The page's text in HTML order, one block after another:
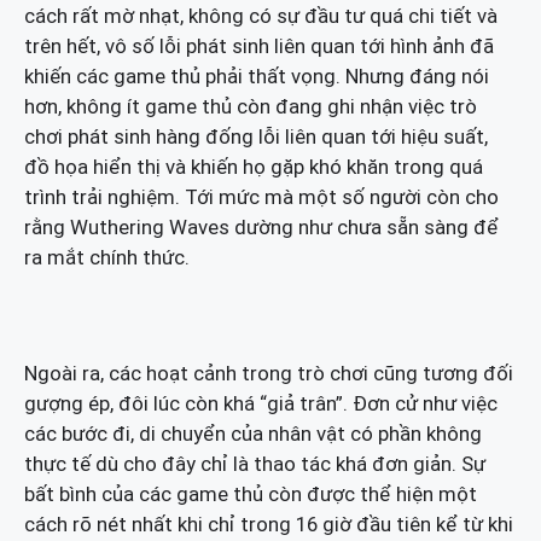
cách rất mờ nhạt, không có sự đầu tư quá chi tiết và
trên hết, vô số lỗi phát sinh liên quan tới hình ảnh đã
khiến các game thủ phải thất vọng. Nhưng đáng nói
hơn, không ít game thủ còn đang ghi nhận việc trò
chơi phát sinh hàng đống lỗi liên quan tới hiệu suất,
đồ họa hiển thị và khiến họ gặp khó khăn trong quá
trình trải nghiệm. Tới mức mà một số người còn cho
rằng Wuthering Waves dường như chưa sẵn sàng để
ra mắt chính thức.
Ngoài ra, các hoạt cảnh trong trò chơi cũng tương đối
gượng ép, đôi lúc còn khá “giả trân”. Đơn cử như việc
các bước đi, di chuyển của nhân vật có phần không
thực tế dù cho đây chỉ là thao tác khá đơn giản. Sự
bất bình của các game thủ còn được thể hiện một
cách rõ nét nhất khi chỉ trong 16 giờ đầu tiên kể từ khi